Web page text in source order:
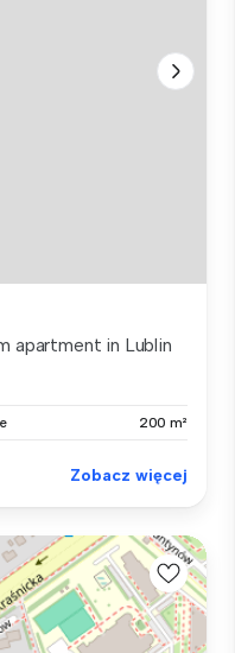
apartment in Lublin
200 m²
Zobacz więcej